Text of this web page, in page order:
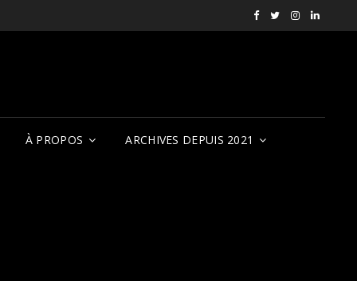
Facebook
X Instagram
VOP
À PROPOS ARCHIVES DEPUIS 2021